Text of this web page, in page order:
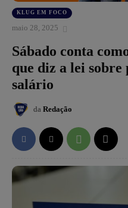
KLUG EM FOCO
maio 28, 2025
Sábado conta
que diz a lei sobre
salário
da Redação